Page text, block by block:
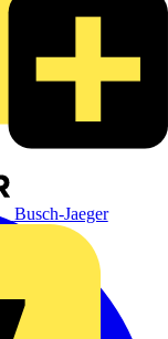
Busch-Jaeger